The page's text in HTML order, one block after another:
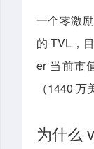
一个零激
的 TVL，
er 当前市
（1440 万
为什么